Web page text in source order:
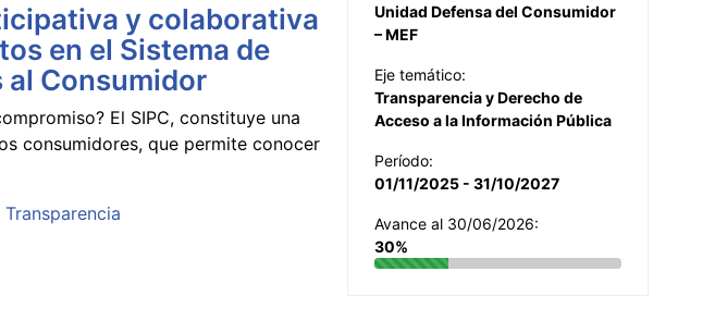
y colaborativa
en el Sistema de
al Consumidor
El SIPC, constituye una
consumidores, que permite conocer
Transparencia
Unidad Defensa del Consumidor
– MEF
Eje temático:
Transparencia y Derecho de
Acceso a la Información Pública
Período:
01/11/2025 - 31/10/2027
Avance al 30/06/2026:
30%